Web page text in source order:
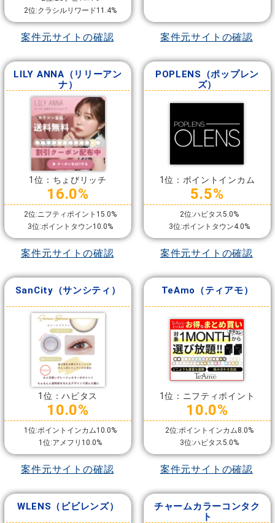
2位:クラシルリワード11.4%
案件元サイトの確認 案件元サイトの確認
LILY ANNA（リリーアン
ナ）
1位：ちょびリッチ
16.0%
2位:ニフティポイント15.0%
3位:ポイントタウン10.0%
案件元サイトの確認
POPLENS（ポップレン
ズ）
1位：ポイントインカム
5.5%
2位:ハピタス5.0%
3位:ポイントタウン4.0%
案件元サイトの確認
SanCity（サンシティ）
1位：ハピタス
10.0%
1位:ポイントインカム10.0%
1位:アメフリ10.0%
案件元サイトの確認
TeAmo（ティアモ）
1位：ニフティポイント
10.0%
2位:ポイントインカム8.0%
3位:ハピタス5.0%
案件元サイトの確認
WLENS（ビビレンズ）
チャームカラーコンタク
ト